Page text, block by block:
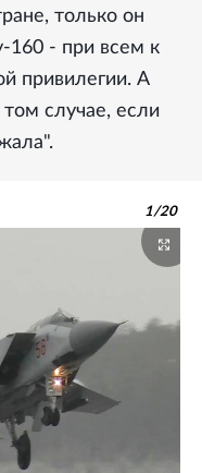
только он
160 - при всем к
привилегии. А
случае, если
1/20